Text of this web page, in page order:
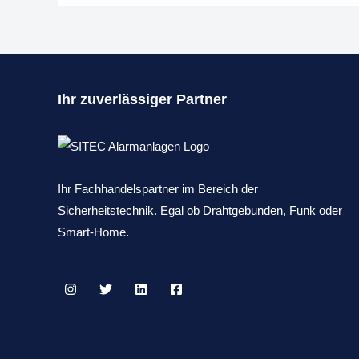
Ihr zuverlässiger Partner
Ihr Fachhandelspartner im Bereich der
Sicherheitstechnik. Egal ob Drahtgebunden, Funk oder
Smart-Home.